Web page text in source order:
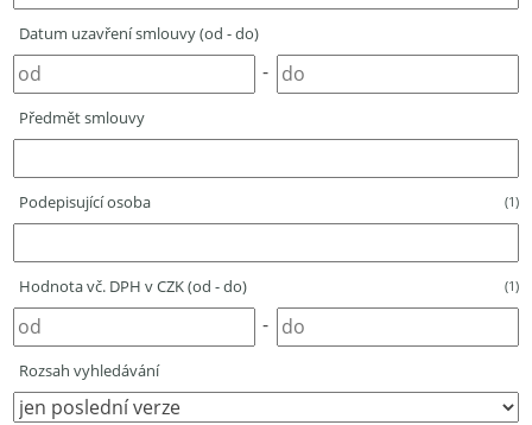
Datum uzavření smlouvy (od - do)
-
Předmět smlouvy
Podepisující osoba (1)
Hodnota vč. DPH v CZK (od - do) (1)
-
Rozsah vyhledávání